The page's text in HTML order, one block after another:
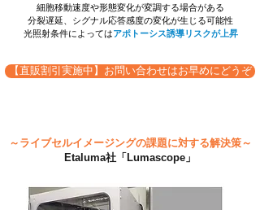
細胞移動速度や形態変化が変調する場合がある
分裂遅延、シグナル応答感度の変化が生じる可能性
光照射条件によってはアポトーシス誘導リスクが上昇
【直販割引実施中】お問い合わせはお早めにどうぞ
～ライブセルイメージングの課題に対する解決策～
Etaluma社「Lumascope」